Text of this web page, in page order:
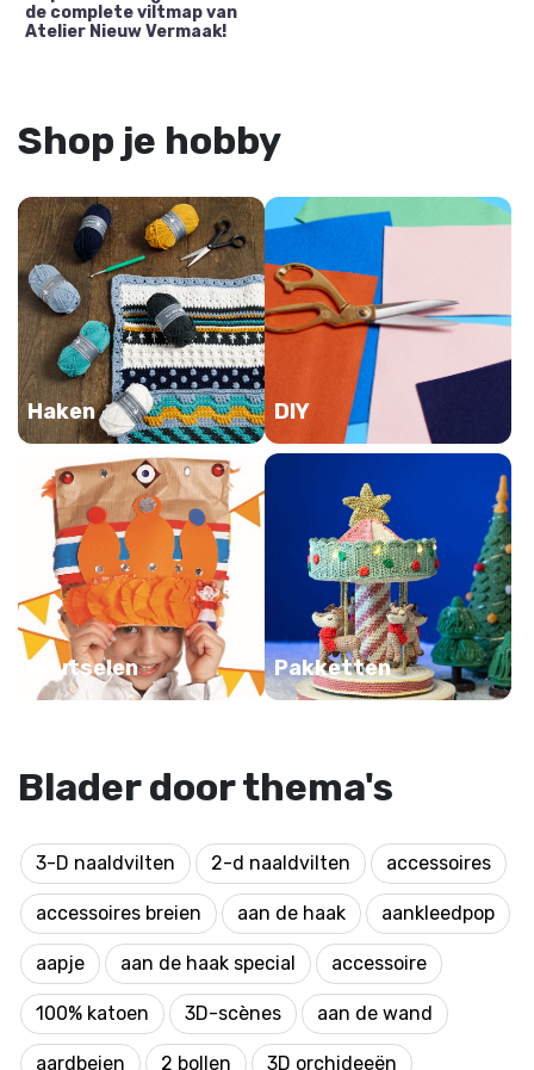
de complete viltmap van
Atelier Nieuw Vermaak!
Shop je hobby
Haken DIY
Knutselen Pakketten
Blader door thema's
3-D naaldvilten 2-d naaldvilten accessoires
accessoires breien aan de haak aankleedpop
aapje aan de haak special accessoire
100% katoen 3D-scènes aan de wand
aardbeien 2 bollen 3D orchideeën